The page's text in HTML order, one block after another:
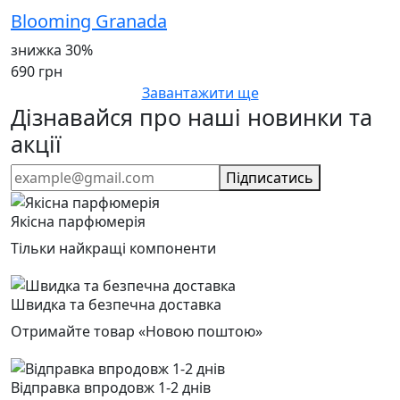
Blooming Granada
знижка 30%
690 грн
Завантажити ще
Дізнавайся про наші новинки та
акції
Підписатись
Якісна парфюмерія
Тільки найкращі компоненти
Швидка та безпечна доставка
Отримайте товар «Новою поштою»
Відправка впродовж 1-2 днів